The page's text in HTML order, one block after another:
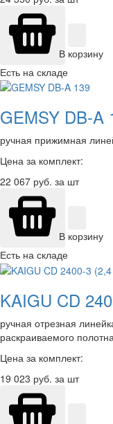
В корзину
Есть на складе
GEMSY DB-A
ручная прижимная
Цена за комплект:
22 067 руб. за шт
В корзину
Есть на складе
KAIGU CD
ручная отрезная
раскраиваемого
Цена за комплект:
19 023 руб. за шт